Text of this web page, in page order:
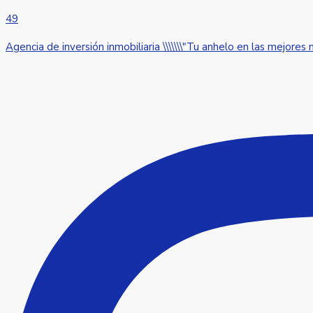
49
Agencia de inversión inmobiliaria \\\\\\\"Tu anhelo en las mejores